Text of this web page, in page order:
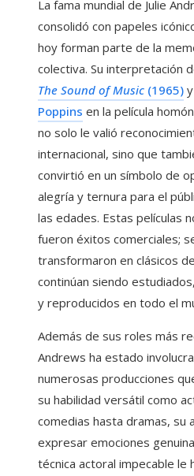
La fama mundial de Julie
consolidó con papeles
hoy forman parte de la
colectiva. Su interpretación
The Sound of Music (1965)
Poppins en la película
no solo le valió
internacional, sino que
convirtió en un símbolo de
alegría y ternura para el
las edades. Estas películas
fueron éxitos comerciales;
transformaron en clásicos
continúan siendo
y reproducidos en todo el
Además de sus roles más
Andrews ha estado
numerosas producciones
su habilidad versátil como
comedias hasta dramas, su
expresar emociones
técnica actoral impecable le